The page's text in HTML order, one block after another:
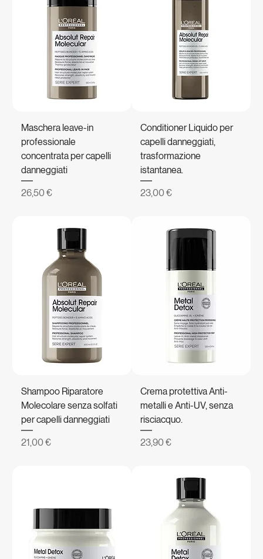
Maschera leave-in
professionale
concentrata per capelli
danneggiati
Prezzo
26,50 €
Conditioner Liquido per
capelli danneggiati,
trasformazione
istantanea.
Prezzo
23,00 €
Shampoo Riparatore
Molecolare senza solfati
per capelli danneggiati
Prezzo
21,00 €
Crema protettiva Anti-
metalli e Anti-UV, senza
risciacquo.
Prezzo
23,90 €